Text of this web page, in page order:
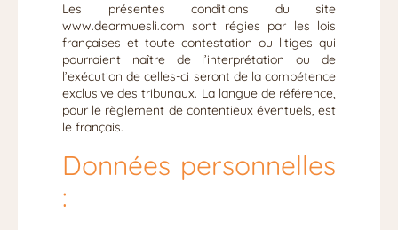
Les présentes conditions du site
www.dearmuesli.com sont régies par les lois
françaises et toute contestation ou litiges qui
pourraient naître de l’interprétation ou de
l’exécution de celles-ci seront de la compétence
exclusive des tribunaux. La langue de référence,
pour le règlement de contentieux éventuels, est
le français.
Données personnelles
: